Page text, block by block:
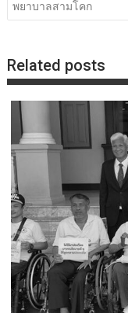
พยาบาลสามโคก
Related posts